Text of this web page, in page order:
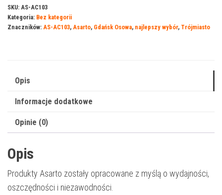
Asarto
400ml
SKU: AS-AC103
Kategoria: Bez kategorii
Znaczników: AS-AC103, Asarto, Gdańsk Osowa, najlepszy wybór, Trójmiasto
Opis
Informacje dodatkowe
Opinie (0)
Opis
Produkty Asarto zostały opracowane z myślą o wydajności,
oszczędności i niezawodności.